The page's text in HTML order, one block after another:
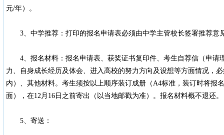
元/年）。
3、中学推荐：打印的报名申请表必须由中学主管校长签署推荐意
4、报名材料：报名申请表、获奖证书复印件、考生自荐信（申请
力、自身成长经历及体会、进入高校的努力方向及设想等方面情况，
内）、其他材料。考生须按以上顺序装订成册（A4标准，装订时将报
面），在12月16日之前寄出（以当地邮戳为准）。报名材料概不退还。
5、寄送：